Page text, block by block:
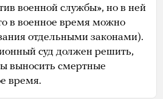
военной службы», но в ней
в военное время можно
отдельными законами).
суд должен решить,
выносить смертные
время.